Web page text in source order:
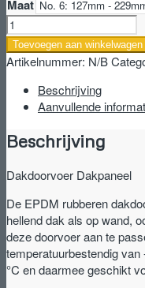
Maat
Dakdoorvoer
Dakpaneel
aantal
Toevoegen aan winkelwagen
Artikelnummer: N/B
Beschrijving
Aanvullende
Beschrijving
Dakdoorvoer Dakpaneel
De EPDM rubberen
hellend dak als op wand,
deze doorvoer aan te
temperatuurbestendig
°C en daarmee geschikt